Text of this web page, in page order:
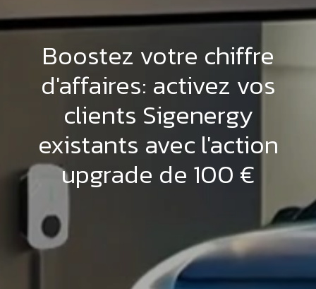
Boostez votre chiffre
d'affaires: activez vos
clients Sigenergy
existants avec l'action
upgrade de 100 €